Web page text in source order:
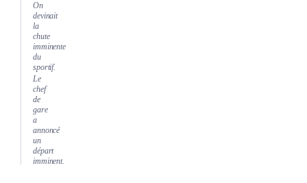
On
devinait
la
chute
imminente
du
sportif.
Le
chef
de
gare
a
annoncé
un
départ
imminent.